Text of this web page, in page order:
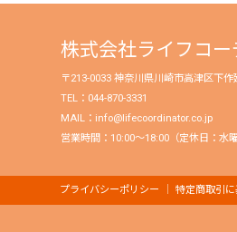
株式会社ライフコー
〒213-0033 神奈川県川崎市高津区下作
TEL：044-870-3331
MAIL：info@lifecoordinator.co.jp
営業時間：10:00〜18:00（定休日：水曜
プライバシーポリシー 特定商取引